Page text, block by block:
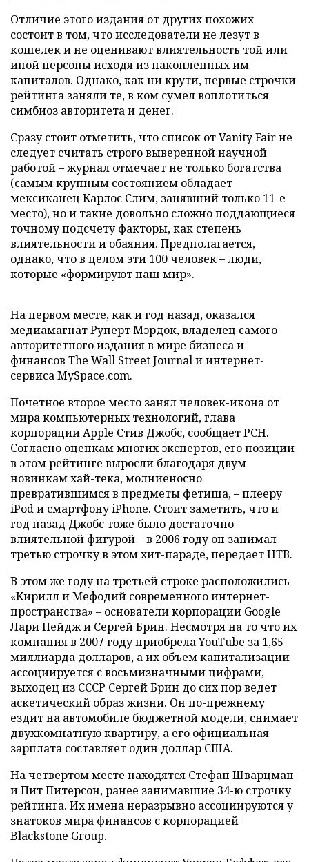
Отличие этого издания от других похожих
состоит в том, что исследователи не лезут в
кошелек и не оценивают влиятельность той или
иной персоны исходя из накопленных им
капиталов. Однако, как ни крути, первые строчки
рейтинга заняли те, в ком сумел воплотиться
симбиоз авторитета и денег.
Сразу стоит отметить, что список от Vanity Fair не
следует считать строго выверенной научной
работой – журнал отмечает не только богатства
(самым крупным состоянием обладает
мексиканец Карлос Слим, занявший только 11-е
место), но и такие довольно сложно поддающиеся
точному подсчету факторы, как степень
влиятельности и обаяния. Предполагается,
однако, что в целом эти 100 человек – люди,
которые «формируют наш мир».
На первом месте, как и год назад, оказался
медиамагнат Руперт Мэрдок, владелец самого
авторитетного издания в мире бизнеса и
финансов The Wall Street Journal и интернет-
сервиса MySpace.com.
Почетное второе место занял человек-икона от
мира компьютерных технологий, глава
корпорации Apple Стив Джобс, сообщает РСН.
Согласно оценкам многих экспертов, его позиции
в этом рейтинге выросли благодаря двум
новинкам хай-тека, молниеносно
превратившимся в предметы фетиша, – плееру
iPod и смартфону iPhone. Стоит заметить, что и
год назад Джобс тоже было достаточно
влиятельной фигурой – в 2006 году он занимал
третью строчку в этом хит-параде, передает НТВ.
В этом же году на третьей строке расположились
«Кирилл и Мефодий современного интернет-
пространства» – основатели корпорации Google
Лари Пейдж и Сергей Брин. Несмотря на то что их
компания в 2007 году приобрела YouTube за 1,65
миллиарда долларов, а их объем капитализации
ассоциируется с восьмизначными цифрами,
выходец из СССР Сергей Брин до сих пор ведет
аскетический образ жизни. Он по-прежнему
ездит на автомобиле бюджетной модели, снимает
двухкомнатную квартиру, а его официальная
зарплата составляет один доллар США.
На четвертом месте находятся Стефан Шварцман
и Пит Питерсон, ранее занимавшие 34-ю строчку
рейтинга. Их имена неразрывно ассоциируются у
знатоков мира финансов с корпорацией
Blackstone Group.